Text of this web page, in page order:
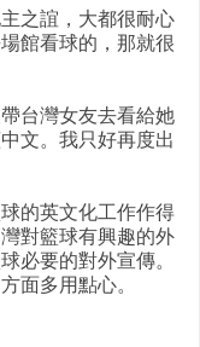
之誼，大都很耐心
館看球的，那就很
台灣女友去看給她
文。我只好再度出
的英文化工作作得
對籃球有興趣的外
必要的對外宣傳。
面多用點心。